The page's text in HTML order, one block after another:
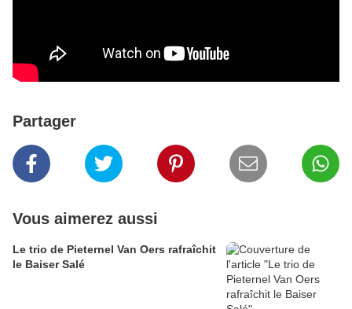
Partager
Vous aimerez aussi
Le trio de Pieternel Van Oers rafraîchit
le Baiser Salé